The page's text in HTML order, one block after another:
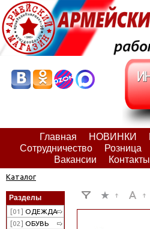
Главная НОВИНКИ
Сотрудничество
Розница
Вакансии
Контакты
Каталог
Разделы
[01] ОДЕЖДА
[02] ОБУВЬ